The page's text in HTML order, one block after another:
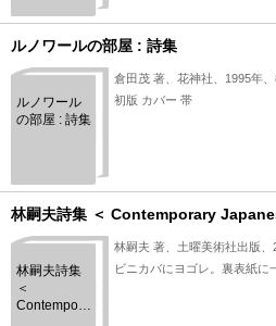
ルノワールの部屋 : 詩集
ルノワール
の部屋 : 詩集
倉田茂 著、花神社、1995年
初版 カバー 帯
林嗣夫詩集 ＜ Contemporary
林嗣夫詩集
＜
Contemporary
林嗣夫 著、土曜美術社出版
ビニカバにヨゴレ。裏表紙に